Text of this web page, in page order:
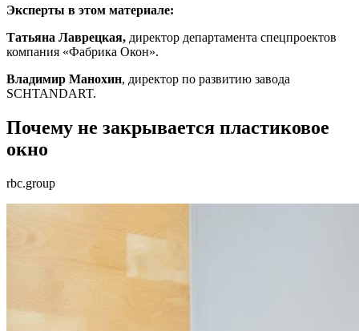
Эксперты в этом материале:
Татьяна Лаврецкая, директор департамента спецпроектов
компания «Фабрика Окон».
Владимир Манохин, директор по развитию завода
SCHTANDART.
Почему не закрывается пластиковое
окно
rbc.group